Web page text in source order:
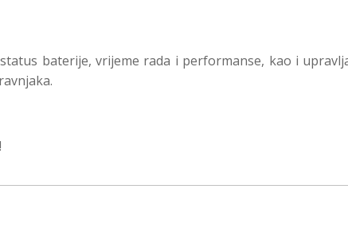
baterije, vrijeme rada i performanse, kao i